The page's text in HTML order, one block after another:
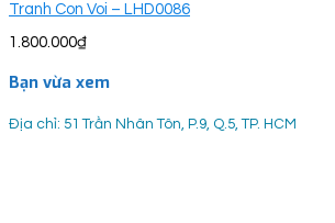
Tranh Con Voi – LHD0086
1.800.000₫
Bạn vừa xem
Địa chỉ: 51 Trần Nhân Tôn, P.9, Q.5, TP. HCM